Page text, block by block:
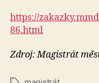
https://
86.html
Zdroj: Magistrát